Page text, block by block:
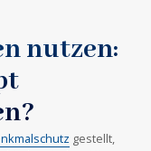
nutzen:
gestellt,